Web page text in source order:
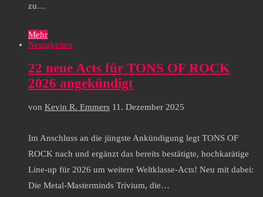
zu…
Mehr
Neuigkeiten
22 neue Acts für TONS OF ROCK
2026 angekündigt
von Kevin R. Emmers 11. Dezember 2025
Im Anschluss an die jüngste Ankündigung legt TONS OF
ROCK nach und ergänzt das bereits bestätigte, hochkarätige
Line-up für 2026 um weitere Weltklasse-Acts! Neu mit dabei:
Die Metal-Masterminds Trivium, die…